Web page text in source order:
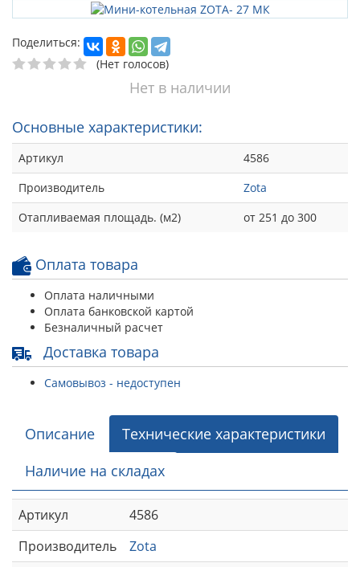
Поделиться:
(Нет голосов)
Нет в наличии
Основные характеристики:
Артикул
4586
Производитель
Zota
Отапливаемая площадь. (м2)
от 251 до 300
Оплата товара
Оплата наличными
Оплата банковской картой
Безналичный расчет
Доставка товара
Самовывоз - недоступен
Описание
Технические характеристики
Наличие на складах
Артикул
4586
Производитель
Zota